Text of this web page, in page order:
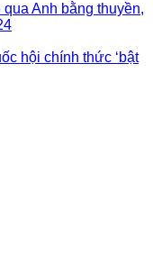
Anh bằng thuyền,
hội chính thức ‘bật